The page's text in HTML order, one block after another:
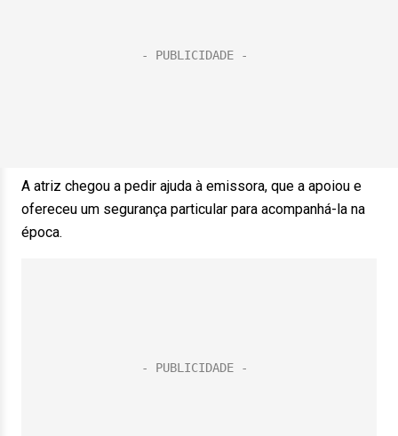
A atriz chegou a pedir ajuda à emissora, que a apoiou e
ofereceu um segurança particular para acompanhá-la na
época.